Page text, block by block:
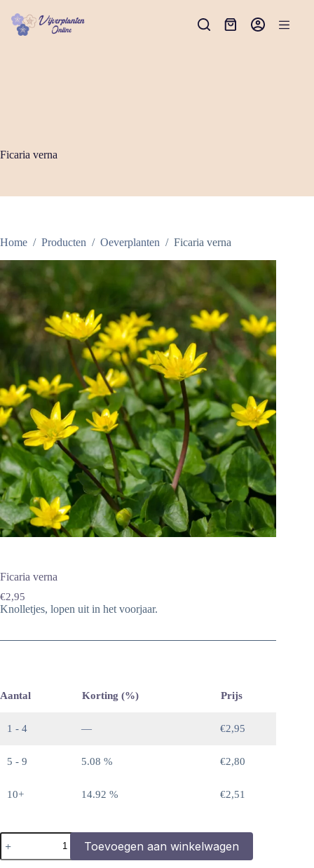
naar
Winkelwagen
Ficaria verna
Home / Producten / Oeverplanten / Ficaria verna
Ficaria verna
€2,95
Knolletjes, lopen uit in het voorjaar.
Aantal Korting (%) Prijs
1 - 4 — €2,95
5 - 9 5.08 % €2,80
10+ 14.92 % €2,51
Ficaria
verna
aantal
Toevoegen aan winkelwagen